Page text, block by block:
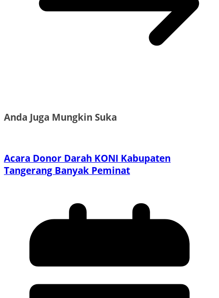
Anda Juga Mungkin Suka
Acara Donor Darah KONI Kabupaten
Tangerang Banyak Peminat